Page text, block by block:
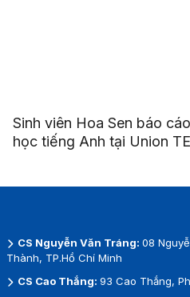
Sinh viên Hoa Sen báo
học tiếng Anh tại Union
CS Nguyễn Văn Tráng: 08
Thành, TP.Hồ Chí Minh
CS Cao Thắng: 93 Cao Thắng,